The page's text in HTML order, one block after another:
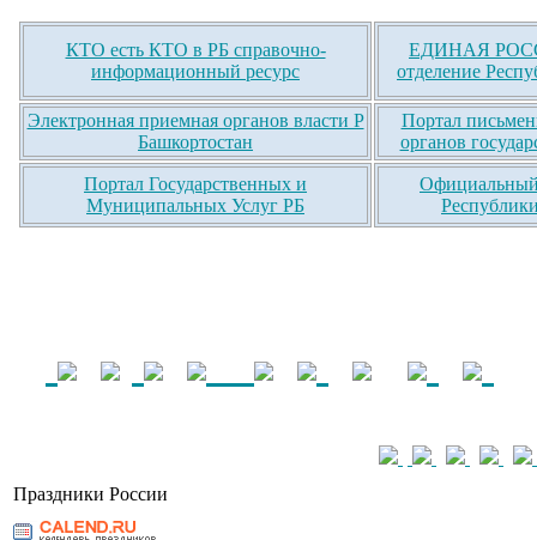
КТО есть КТО в РБ справочно-
информационный ресурс
ЕДИНАЯ
отделение
Электронная приемная органов власти Р
Башкортостан
Портал
органов
Портал Государственных и
Муниципальных Услуг РБ
Официальный
Праздники России